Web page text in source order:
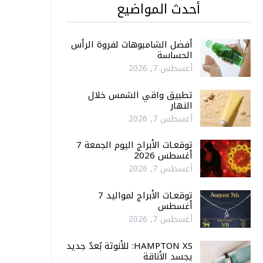
أحدث المواضيع
أفضل الشامبوهات لفروة الرأس
الحساسة
أغسطس 7, 2026
تطبيق واقي الشمس خلال
النهار
أغسطس 7, 2026
توقعـات الأبراج اليوم الجمعة 7
أغسطس 2026
أغسطس 7, 2026
توقعـات الأبراج لمواليد 7
أغسطس
أغسطس 7, 2026
HAMPTON XS: للأنوثة بُعدٌ جديد
يجسد الأناقة